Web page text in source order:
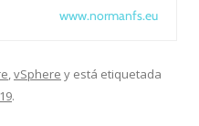
www.normanfs.eu
,vSphere y está etiquetada
.